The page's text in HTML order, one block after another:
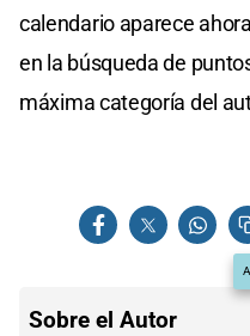
calendario aparece
en la búsqueda de
máxima categoría del
Sobre el Autor